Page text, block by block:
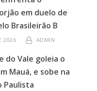
em duelo de
Brasileirão B
2026 ADMIN
do Vale goleia o
Mauá, e sobe na
Paulista